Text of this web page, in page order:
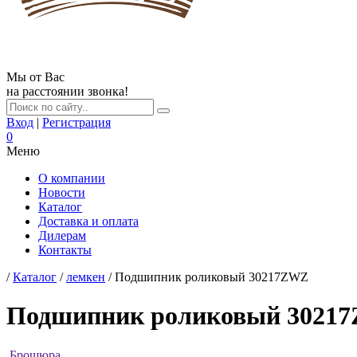
Мы от Вас
на расстоянии звонка!
Вход | Регистрация
0
Меню
О компании
Новости
Каталог
Доставка и оплата
Дилерам
Контакты
/Каталог /лемкен / Подшипник роликовый 30217ZWZ
Подшипник роликовый